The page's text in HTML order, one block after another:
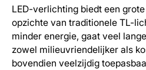
LED-verlichting biedt een
opzichte van traditionele TL-
minder energie, gaat veel
zowel milieuvriendelijker als
bovendien veelzijdig